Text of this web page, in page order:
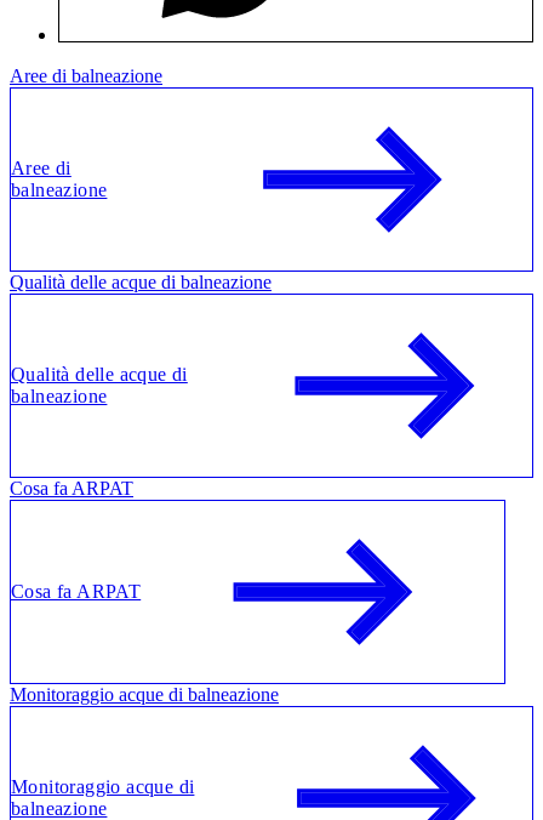
Aree di balneazione
Aree di
balneazione
Qualità delle acque di balneazione
Qualità delle acque di
balneazione
Cosa fa ARPAT
Cosa fa ARPAT
Monitoraggio acque di balneazione
Monitoraggio acque di
balneazione